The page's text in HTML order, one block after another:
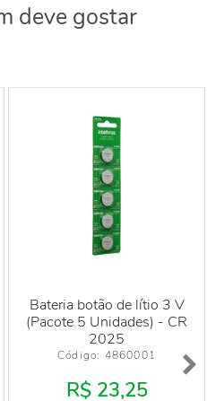
deve gostar
Bateria botão de lítio 3 V
(Pacote 5 Unidades) - CR
2025
Código: 4860001
R$ 23,25